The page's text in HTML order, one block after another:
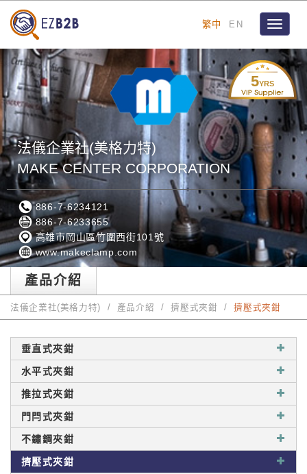
繁中 EN
Toggle
5YRS
法儀企業社(美格力特)
MAKE CENTER CORPORATION
886-7-6234121
886-7-6233655
高雄市岡山區竹圍西街101號
www.makeclamp.com
產品介紹
法儀企業社(美格力特) 產品介紹 擠壓式夾鉗 擠壓式夾鉗
垂直式夾鉗
水平式夾鉗
推拉式夾鉗
門閂式夾鉗
不鏽鋼夾鉗
擠壓式夾鉗